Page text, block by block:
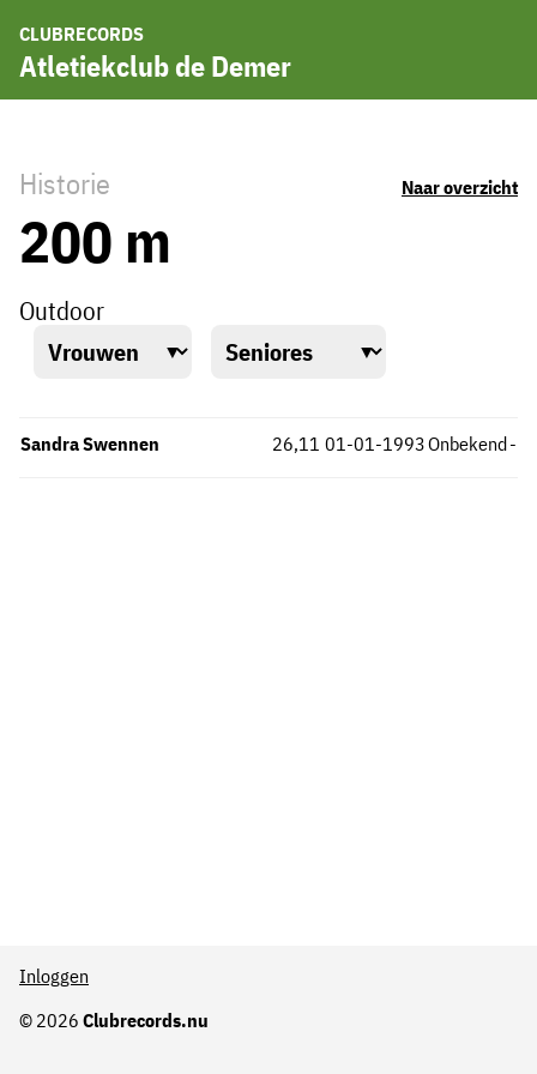
CLUBRECORDS
Atletiekclub de Demer
Historie Naar overzicht
200 m
Outdoor
Sandra Swennen Onbekend
26,11 -
01-01-1993
© 2026 Clubrecords.nu
Inloggen